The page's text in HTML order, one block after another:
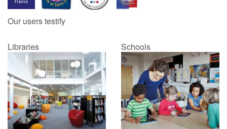
Catalogue anglais
Contraste +
Help
Home
Our users testify
Libraries Schools